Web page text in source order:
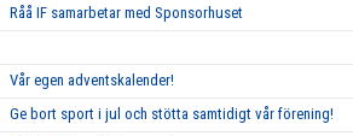
Råå IF samarbetar med Sponsorhuset
Vår egen adventskalender!
Ge bort sport i jul och stötta samtidigt vår förening!